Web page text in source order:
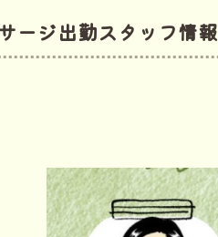
ジ出勤スタッフ情報